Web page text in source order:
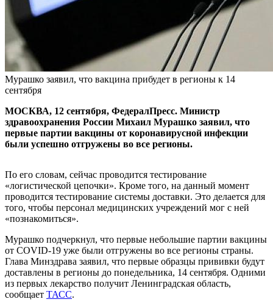
Мурашко заявил, что вакцина прибудет в регионы к 14
сентября
МОСКВА, 12 сентября, ФедералПресс. Министр
здравоохранения России Михаил Мурашко заявил, что
первые партии вакцины от коронавирусной инфекции
были успешно отгружены во все регионы.
По его словам, сейчас проводится тестирование
«логистической цепочки». Кроме того, на данный момент
проводится тестирование системы доставки. Это делается для
того, чтобы персонал медицинских учреждений мог с ней
«познакомиться».
Мурашко подчеркнул, что первые небольшие партии вакцины
от COVID-19 уже были отгружены во все регионы страны.
Глава Минздрава заявил, что первые образцы прививки будут
доставлены в регионы до понедельника, 14 сентября. Одними
из первых лекарство получит Ленинградская область,
сообщает ТАСС.